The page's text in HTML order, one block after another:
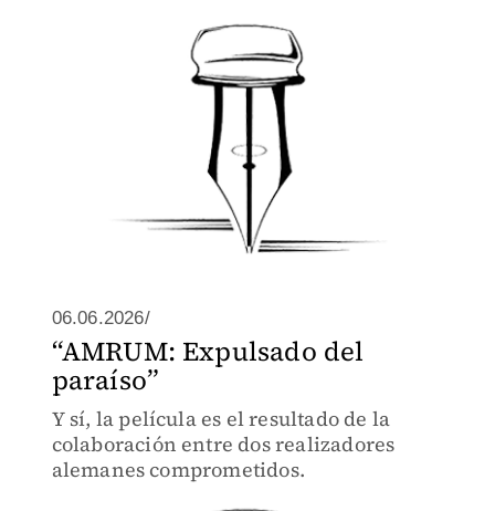
conformarse en un equipo preparado
06.06.2026/
“AMRUM: Expulsado del
paraíso”
Y sí, la película es el resultado de la
colaboración entre dos realizadores
alemanes comprometidos.